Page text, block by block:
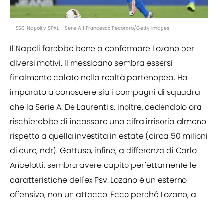
SSC Napoli v SPAL - Serie A | Francesco Pecoraro/Getty Images
Il Napoli farebbe bene a confermare Lozano per
diversi motivi. Il messicano sembra essersi
finalmente calato nella realtà partenopea. Ha
imparato a conoscere sia i compagni di squadra
che la Serie A. De Laurentiis, inoltre, cedendolo ora
rischierebbe di incassare una cifra irrisoria almeno
rispetto a quella investita in estate (circa 50 milioni
di euro, ndr). Gattuso, infine, a differenza di Carlo
Ancelotti, sembra avere capito perfettamente le
caratteristiche dell'ex Psv. Lozano è un esterno
offensivo, non un attacco. Ecco perché Lozano, a